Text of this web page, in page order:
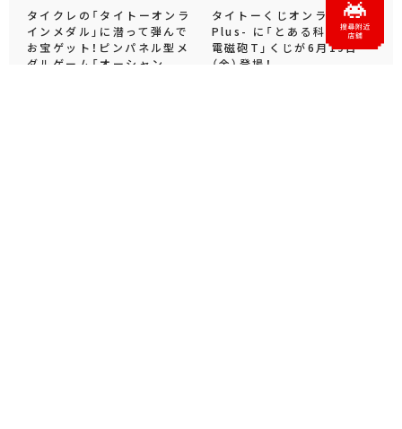
タイクレの「タイトーオンラ
インメダル」に潜って弾んで
お宝ゲット！ピンパネル型メ
ダルゲーム「オーシャン...
タイトーくじオンライン -
Plus- に「とある科学の超
電磁砲T」くじが6月19日
（金）登場！